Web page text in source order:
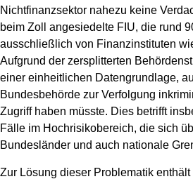
Nichtfinanzsektor nahezu keine
beim Zoll angesiedelte FIU, die rund
ausschließlich von Finanzinstituten
Aufgrund der zersplitterten
einer einheitlichen Datengrundlage,
Bundesbehörde zur Verfolgung
Zugriff haben müsste. Dies betrifft
Fälle im Hochrisikobereich, die sich
Bundesländer und auch nationale
Zur Lösung dieser Problematik enthält